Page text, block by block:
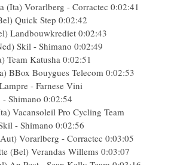
(Ita) Vorarlberg - Corractec 0:02:41
Quick Step 0:02:42
Landbouwkrediet 0:02:43
Skil - Shimano 0:02:49
Team Katusha 0:02:51
BBox Bouygues Telecom 0:02:53
- Farnese Vini
Shimano 0:02:54
Vacansoleil Pro Cycling Team
- Shimano 0:02:56
Vorarlberg - Corractec 0:03:05
(Bel) Verandas Willems 0:03:07